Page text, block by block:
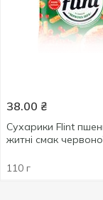
38.00 ₴
Сухарики Flint
житні смак
110 г